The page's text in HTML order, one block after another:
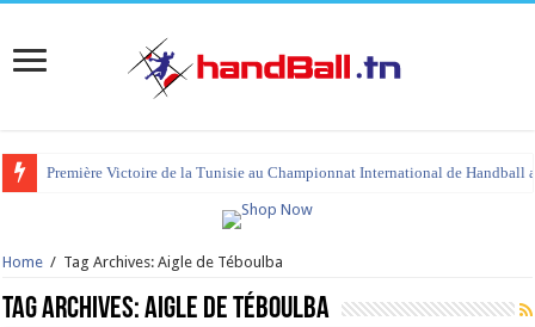
Première Victoire de la Tunisie au Championnat International de Handball
Home / Tag Archives: Aigle de Téboulba
Tag Archives:Aigle de Téboulba